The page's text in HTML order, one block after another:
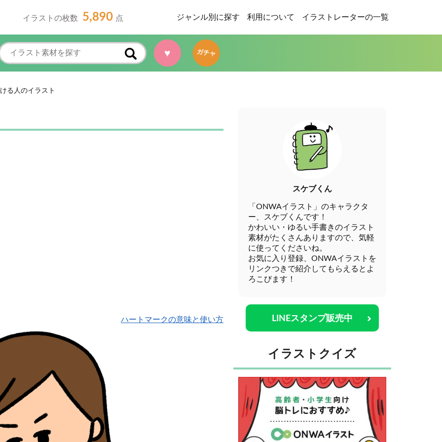
イラストの枚数 5,890 点 ジャンル別に探す 利用について イラストレーターの一覧
♥ ガチャ
る人のイラスト
ハートマークの意味と使い方
スケブくん
「ONWAイラスト」のキャラクタ
ー、スケブくんです！
かわいい・ゆるい手書きのイラスト
素材がたくさんありますので、気軽
に使ってくださいね。
お気に入り登録、ONWAイラストを
リンクつきで紹介してもらえるとよ
ろこびます！
LINEスタンプ販売中
イラストクイズ